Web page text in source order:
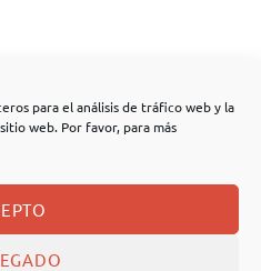
para el análisis de tráfico web y la
web. Por favor, para más